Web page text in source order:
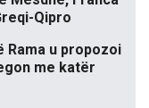
Qipro
Rama u propozoi
me katër